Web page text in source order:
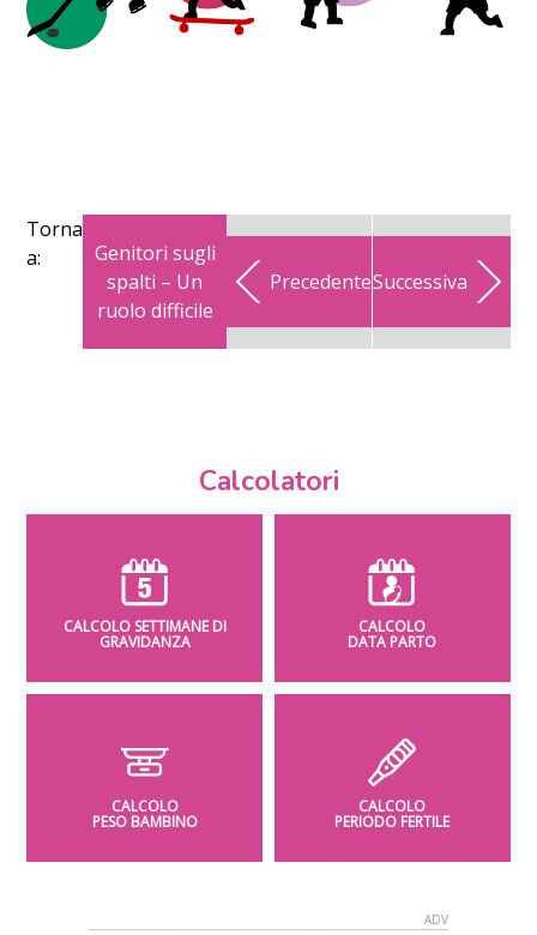
Torna
a:
Genitori sugli
spalti – Un
ruolo difficile
PrecedenteSuccessiva
Calcolatori
CALCOLO SETTIMANE DI
GRAVIDANZA
CALCOLO
DATA PARTO
CALCOLO
PESO BAMBINO
CALCOLO
PERIODO FERTILE